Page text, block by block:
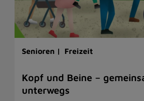
Senioren | Freizeit
Kopf und Beine –
unterwegs